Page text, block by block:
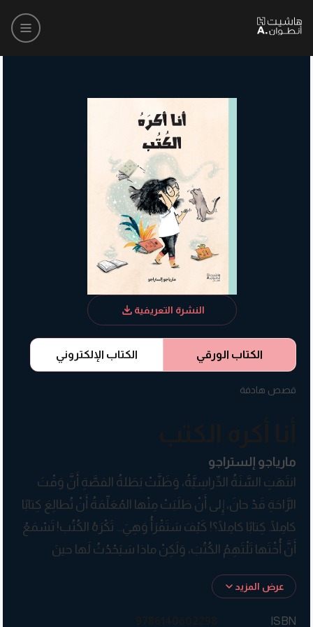
الكتاب الورقي الكتاب الإلكتروني
قصص هادفة
مارياجو إلستراجو
انتَهَتِ السَّنَةُ الدِّراسِيَّةُ، وَظَنَّتْ بَطَلةُ القصَّةِ أَنَّ وَقْتَ
الرَّاحَةِ قَدْ حانَ، إِلى أَنْ طَلَبَتْ مِنْها المُعَلِّمَةُ أَنْ تُطالِعَ كِتابًا
كامِلًا. كِتابًا كامِلًا؟! كَيْفَ سَتَقْرَأُ وَهِيَ… تَكْرَهُ الكُتُب! تَسْمَعُ
أَنَّ أُخْتَها تَلْتَهِمُ الكُتُبَ، وَلَكِنْ ماذا سَيَحْدُثُ لَها حينَ
تَلْتَهِمُها القِصَّةُ وَتَحْمِلُها إِلى عالَمِ الخَيال… فَهَلْ تُغَيِّرُ
رَأْيَها؟
عرض المزيد
ISBN
النشرة التعريفية